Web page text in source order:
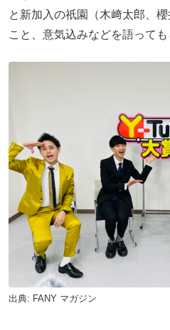
と新加入の祇園（木﨑太郎、
こと、意気込みなどを語っても
出典: FANY マガジン